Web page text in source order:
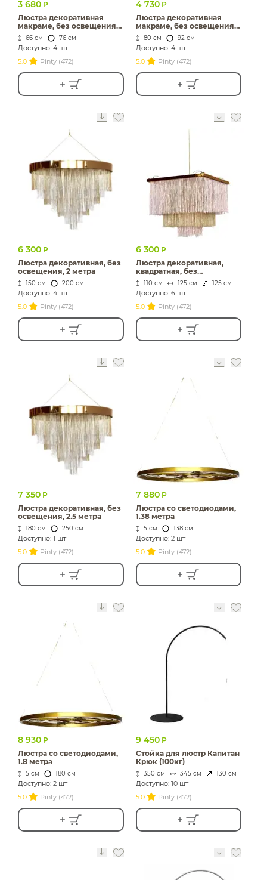
3 680 Р
Люстра декоративная
макраме, без освещения,
Нудлз М
66 см 76 см
Доступно: 4 шт
5.0
Pinty (472)
4 730 Р
Люстра декоративная
макраме, без освещения,
Нудлз Л
80 см 92 см
Доступно: 4 шт
5.0
Pinty (472)
6 300 Р
Люстра декоративная, без
освещения, 2 метра
150 см 200 см
Доступно: 4 шт
5.0
Pinty (472)
6 300 Р
Люстра декоративная,
квадратная, без
освещения
110 см 125 см 125 см
Доступно: 6 шт
5.0
Pinty (472)
7 350 Р
Люстра декоративная, без
освещения, 2.5 метра
180 см 250 см
Доступно: 1 шт
5.0
Pinty (472)
7 880 Р
Люстра со светодиодами,
1.38 метра
5 см 138 см
Доступно: 2 шт
5.0
Pinty (472)
8 930 Р
Люстра со светодиодами,
1.8 метра
5 см 180 см
Доступно: 2 шт
5.0
Pinty (472)
9 450 Р
Стойка для люстр Капитан
Крюк (100кг)
350 см 345 см 130 см
Доступно: 10 шт
5.0
Pinty (472)